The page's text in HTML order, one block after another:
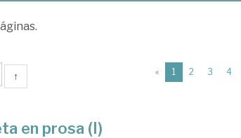
↑ « 1 (current)
2 3 4
en prosa (I)